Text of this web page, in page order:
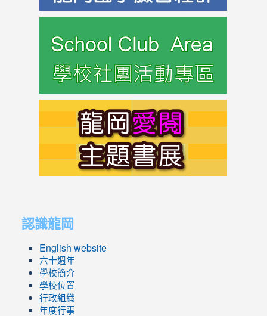
認識龍岡
English website
六十週年
學校簡介
學校位置
行政組織
年度行事